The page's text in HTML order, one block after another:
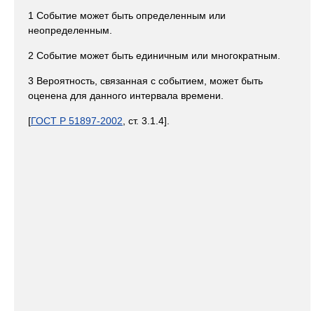
1 Событие может быть определенным или
неопределенным.
2 Событие может быть единичным или многократным.
3 Вероятность, связанная с событием, может быть
оценена для данного интервала времени.
[ГОСТ Р 51897-2002 , ст. 3.1.4].